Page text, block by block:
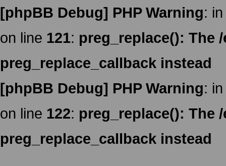
[phpBB Debug] PHP Warning:
on line 121: preg_replace(): The
preg_replace_callback instead
[phpBB Debug] PHP Warning:
on line 122: preg_replace(): The
preg_replace_callback instead